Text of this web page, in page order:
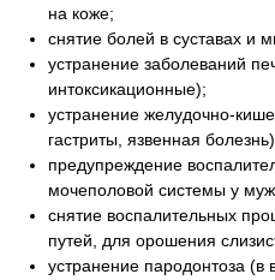
на коже;
снятие болей в суставах и
устранение заболеваний
интоксикационные);
устранение желудочно-
гастриты, язвенная
предупреждение
мочеполовой системы у
снятие воспалительных
путей, для орошения
устранение пародонтоза (в